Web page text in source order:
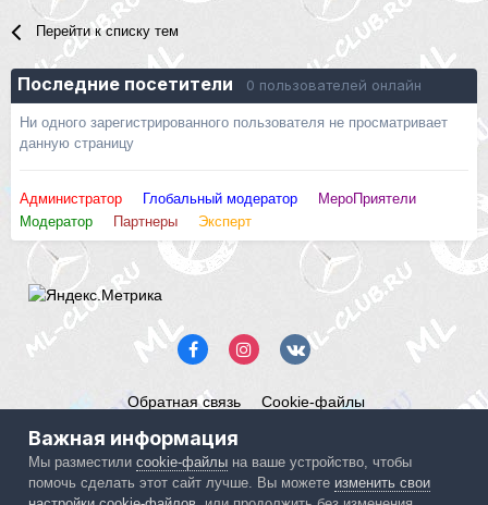
Перейти к списку тем
Последние посетители 0 пользователей онлайн
Ни одного зарегистрированного пользователя не просматривает
данную страницу
Администратор Глобальный модератор
МероПриятели
Модератор
Партнеры Эксперт
Обратная связь Cookie-файлы
Powered by Invision Community
Важная информация
Мы разместилиcookie-файлы на ваше устройство, чтобы
помочь сделать этот сайт лучше. Вы можете изменить свои
IPS spam blocked by CleanTalk.